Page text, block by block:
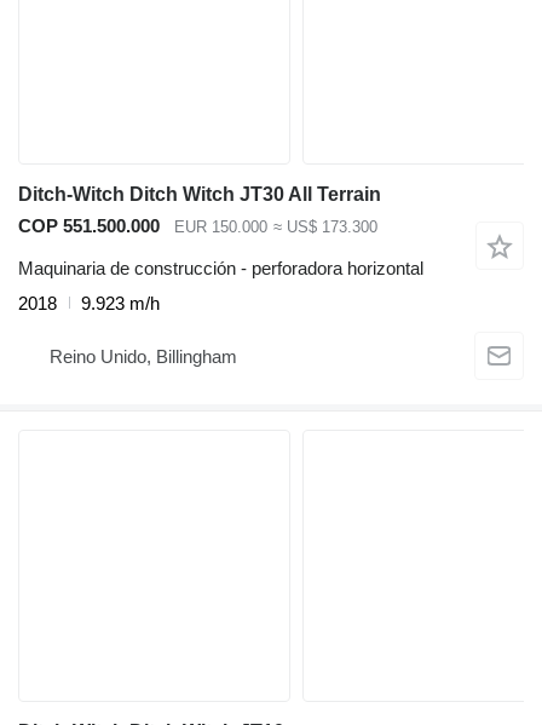
Ditch-Witch Ditch Witch JT30 All Terrain
COP 551.500.000
EUR 150.000 ≈ US$ 173.300
Maquinaria de construcción - perforadora horizontal
2018
9.923 m/h
Reino Unido, Billingham